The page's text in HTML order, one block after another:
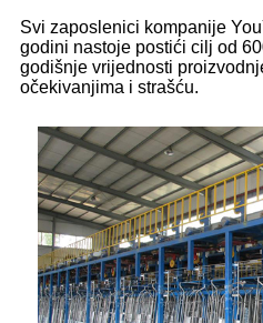
Svi zaposlenici kompanije
godini nastoje postići cilj od
godišnje vrijednosti
očekivanjima i strašću.